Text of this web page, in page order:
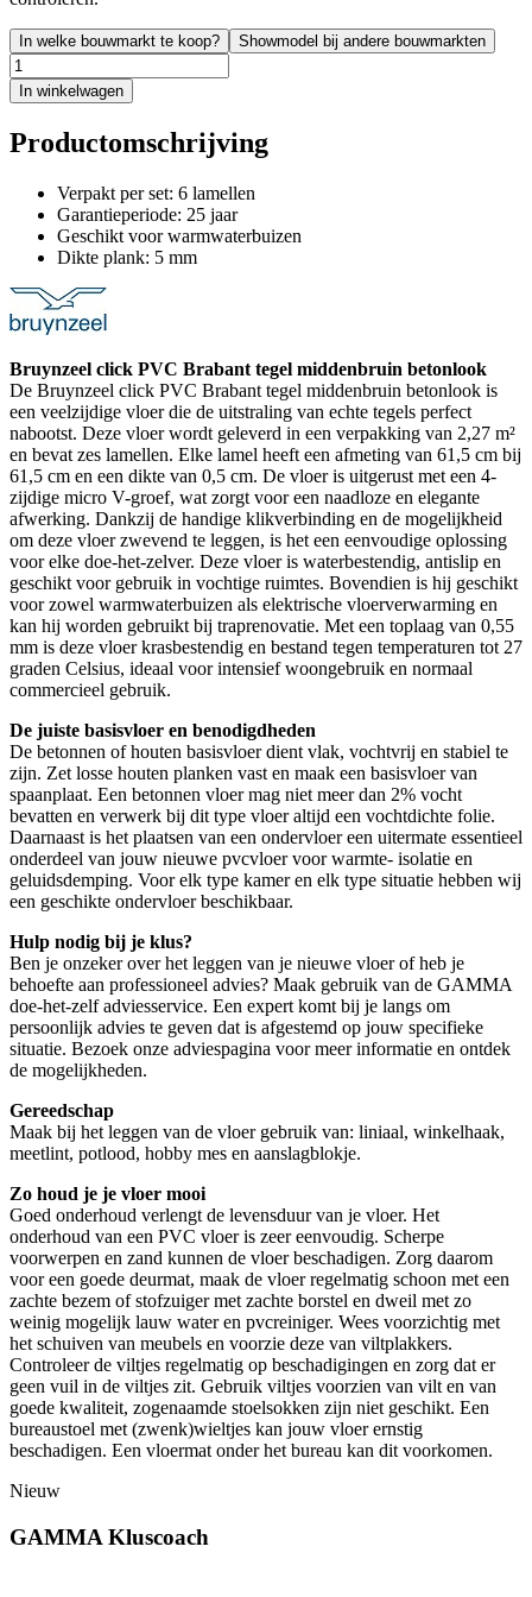
In welke bouwmarkt te koop? Showmodel bij andere bouwmarkten
In winkelwagen
Productomschrijving
Verpakt per set: 6 lamellen
Garantieperiode: 25 jaar
Geschikt voor warmwaterbuizen
Dikte plank: 5 mm
Bruynzeel click PVC Brabant tegel middenbruin betonlook
De Bruynzeel click PVC Brabant tegel middenbruin betonlook is
een veelzijdige vloer die de uitstraling van echte tegels perfect
nabootst. Deze vloer wordt geleverd in een verpakking van 2,27 m²
en bevat zes lamellen. Elke lamel heeft een afmeting van 61,5 cm bij
61,5 cm en een dikte van 0,5 cm. De vloer is uitgerust met een 4-
zijdige micro V-groef, wat zorgt voor een naadloze en elegante
afwerking. Dankzij de handige klikverbinding en de mogelijkheid
om deze vloer zwevend te leggen, is het een eenvoudige oplossing
voor elke doe-het-zelver. Deze vloer is waterbestendig, antislip en
geschikt voor gebruik in vochtige ruimtes. Bovendien is hij geschikt
voor zowel warmwaterbuizen als elektrische vloerverwarming en
kan hij worden gebruikt bij traprenovatie. Met een toplaag van 0,55
mm is deze vloer krasbestendig en bestand tegen temperaturen tot 27
graden Celsius, ideaal voor intensief woongebruik en normaal
commercieel gebruik.
De juiste basisvloer en benodigdheden
De betonnen of houten basisvloer dient vlak, vochtvrij en stabiel te
zijn. Zet losse houten planken vast en maak een basisvloer van
spaanplaat. Een betonnen vloer mag niet meer dan 2% vocht
bevatten en verwerk bij dit type vloer altijd een vochtdichte folie.
Daarnaast is het plaatsen van een ondervloer een uitermate essentieel
onderdeel van jouw nieuwe pvcvloer voor warmte- isolatie en
geluidsdemping. Voor elk type kamer en elk type situatie hebben wij
een geschikte ondervloer beschikbaar.
Hulp nodig bij je klus?
Ben je onzeker over het leggen van je nieuwe vloer of heb je
behoefte aan professioneel advies? Maak gebruik van de GAMMA
doe-het-zelf adviesservice. Een expert komt bij je langs om
persoonlijk advies te geven dat is afgestemd op jouw specifieke
situatie. Bezoek onze adviespagina voor meer informatie en ontdek
de mogelijkheden.
Gereedschap
Maak bij het leggen van de vloer gebruik van: liniaal, winkelhaak,
meetlint, potlood, hobby mes en aanslagblokje.
Zo houd je je vloer mooi
Goed onderhoud verlengt de levensduur van je vloer. Het
onderhoud van een PVC vloer is zeer eenvoudig. Scherpe
voorwerpen en zand kunnen de vloer beschadigen. Zorg daarom
voor een goede deurmat, maak de vloer regelmatig schoon met een
zachte bezem of stofzuiger met zachte borstel en dweil met zo
weinig mogelijk lauw water en pvcreiniger. Wees voorzichtig met
het schuiven van meubels en voorzie deze van viltplakkers.
Controleer de viltjes regelmatig op beschadigingen en zorg dat er
geen vuil in de viltjes zit. Gebruik viltjes voorzien van vilt en van
goede kwaliteit, zogenaamde stoelsokken zijn niet geschikt. Een
bureaustoel met (zwenk)wieltjes kan jouw vloer ernstig
beschadigen. Een vloermat onder het bureau kan dit voorkomen.
Nieuw
GAMMA Kluscoach